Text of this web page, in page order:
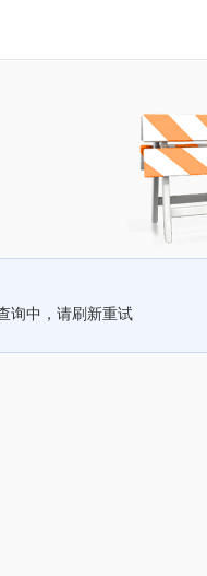
询中，请刷新重试